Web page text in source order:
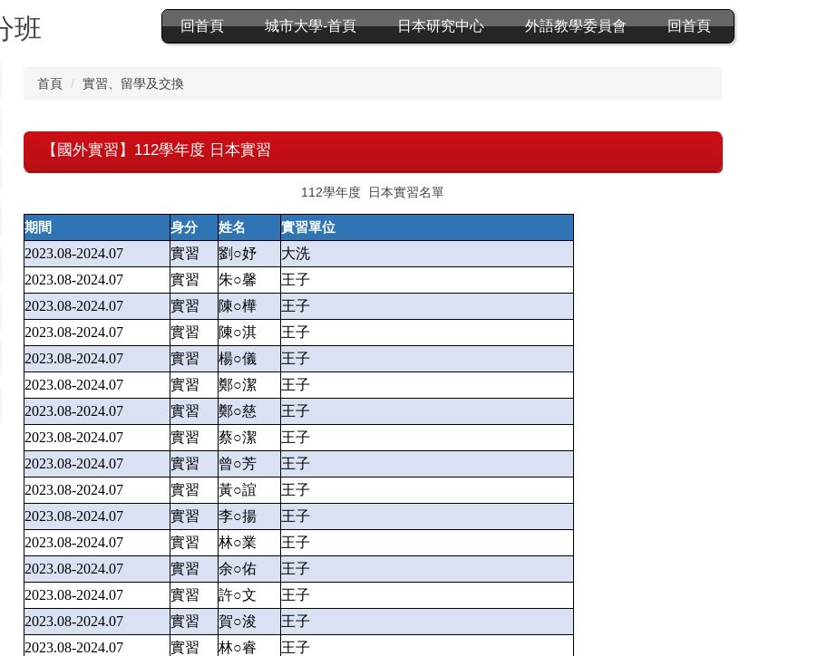
班 回首頁 城市大學-首頁 日本研究中心 外語教學委員會 回首頁
首頁 實習、留學及交換
【國外實習】112學年度 日本實習
112學年度 日本實習名單
期間 身分 姓名 實習單位
2023.08-2024.07 實習 劉○妤
大洗
2023.08-2024.07
實習 朱○馨
王子
2023.08-2024.07
實習 陳○樺
王子
2023.08-2024.07
實習 陳○淇
王子
2023.08-2024.07
實習 楊○儀
王子
2023.08-2024.07
實習 鄭○潔
王子
2023.08-2024.07
實習 鄭○慈
王子
2023.08-2024.07
實習 蔡○潔
王子
2023.08-2024.07
實習 曾○芳
王子
2023.08-2024.07
實習 黃○誼
王子
2023.08-2024.07
實習 李○揚
王子
2023.08-2024.07
實習 林○業
王子
2023.08-2024.07
實習 余○佑
王子
2023.08-2024.07
實習 許○文
王子
2023.08-2024.07
實習 賀○浚
王子
2023.08-2024.07
實習 林○睿
王子